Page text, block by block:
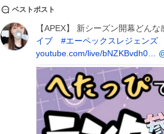
ベストポスト
【APEX】 新シーズン開幕どん
イブ
#エーペックスレジェンズ
youtube.com/live/bNZKBvdh0…